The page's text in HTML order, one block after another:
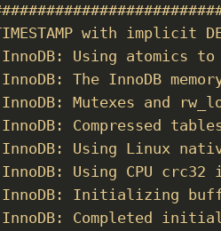
with
Using atomics
The InnoDB
Mutexes and
Compressed
Using Linux
Using CPU crc32
InnoDB: Initializing
InnoDB: Completed